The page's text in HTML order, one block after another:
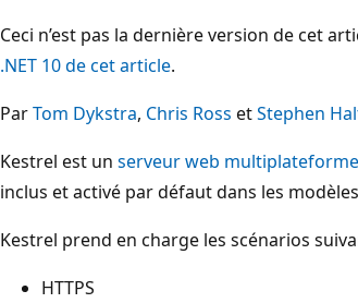
Ceci n’est pas la dernière version de cet
.NET 10 de cet article.
ParTom Dykstra, Chris Ross etStephen
Kestrel est un serveur web multiplateforme
inclus et activé par défaut dans les
Kestrel prend en charge les scénarios
HTTPS